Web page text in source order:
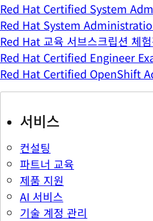
Red Hat Certified System
Red Hat System
Red Hat 교육 서브스크립션 체
Red Hat Certified Engineer
Red Hat Certified OpenShift
서비스
컨설팅
파트너 교육
제품 지원
AI 서비스
기술 계정 관리